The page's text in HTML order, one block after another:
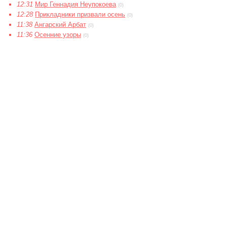
12:31 Мир Геннадия Неупокоева (0)
12:28 Прикладники призвали осень (0)
11:38 Ангарский Арбат (0)
11:36 Осенние узоры (0)